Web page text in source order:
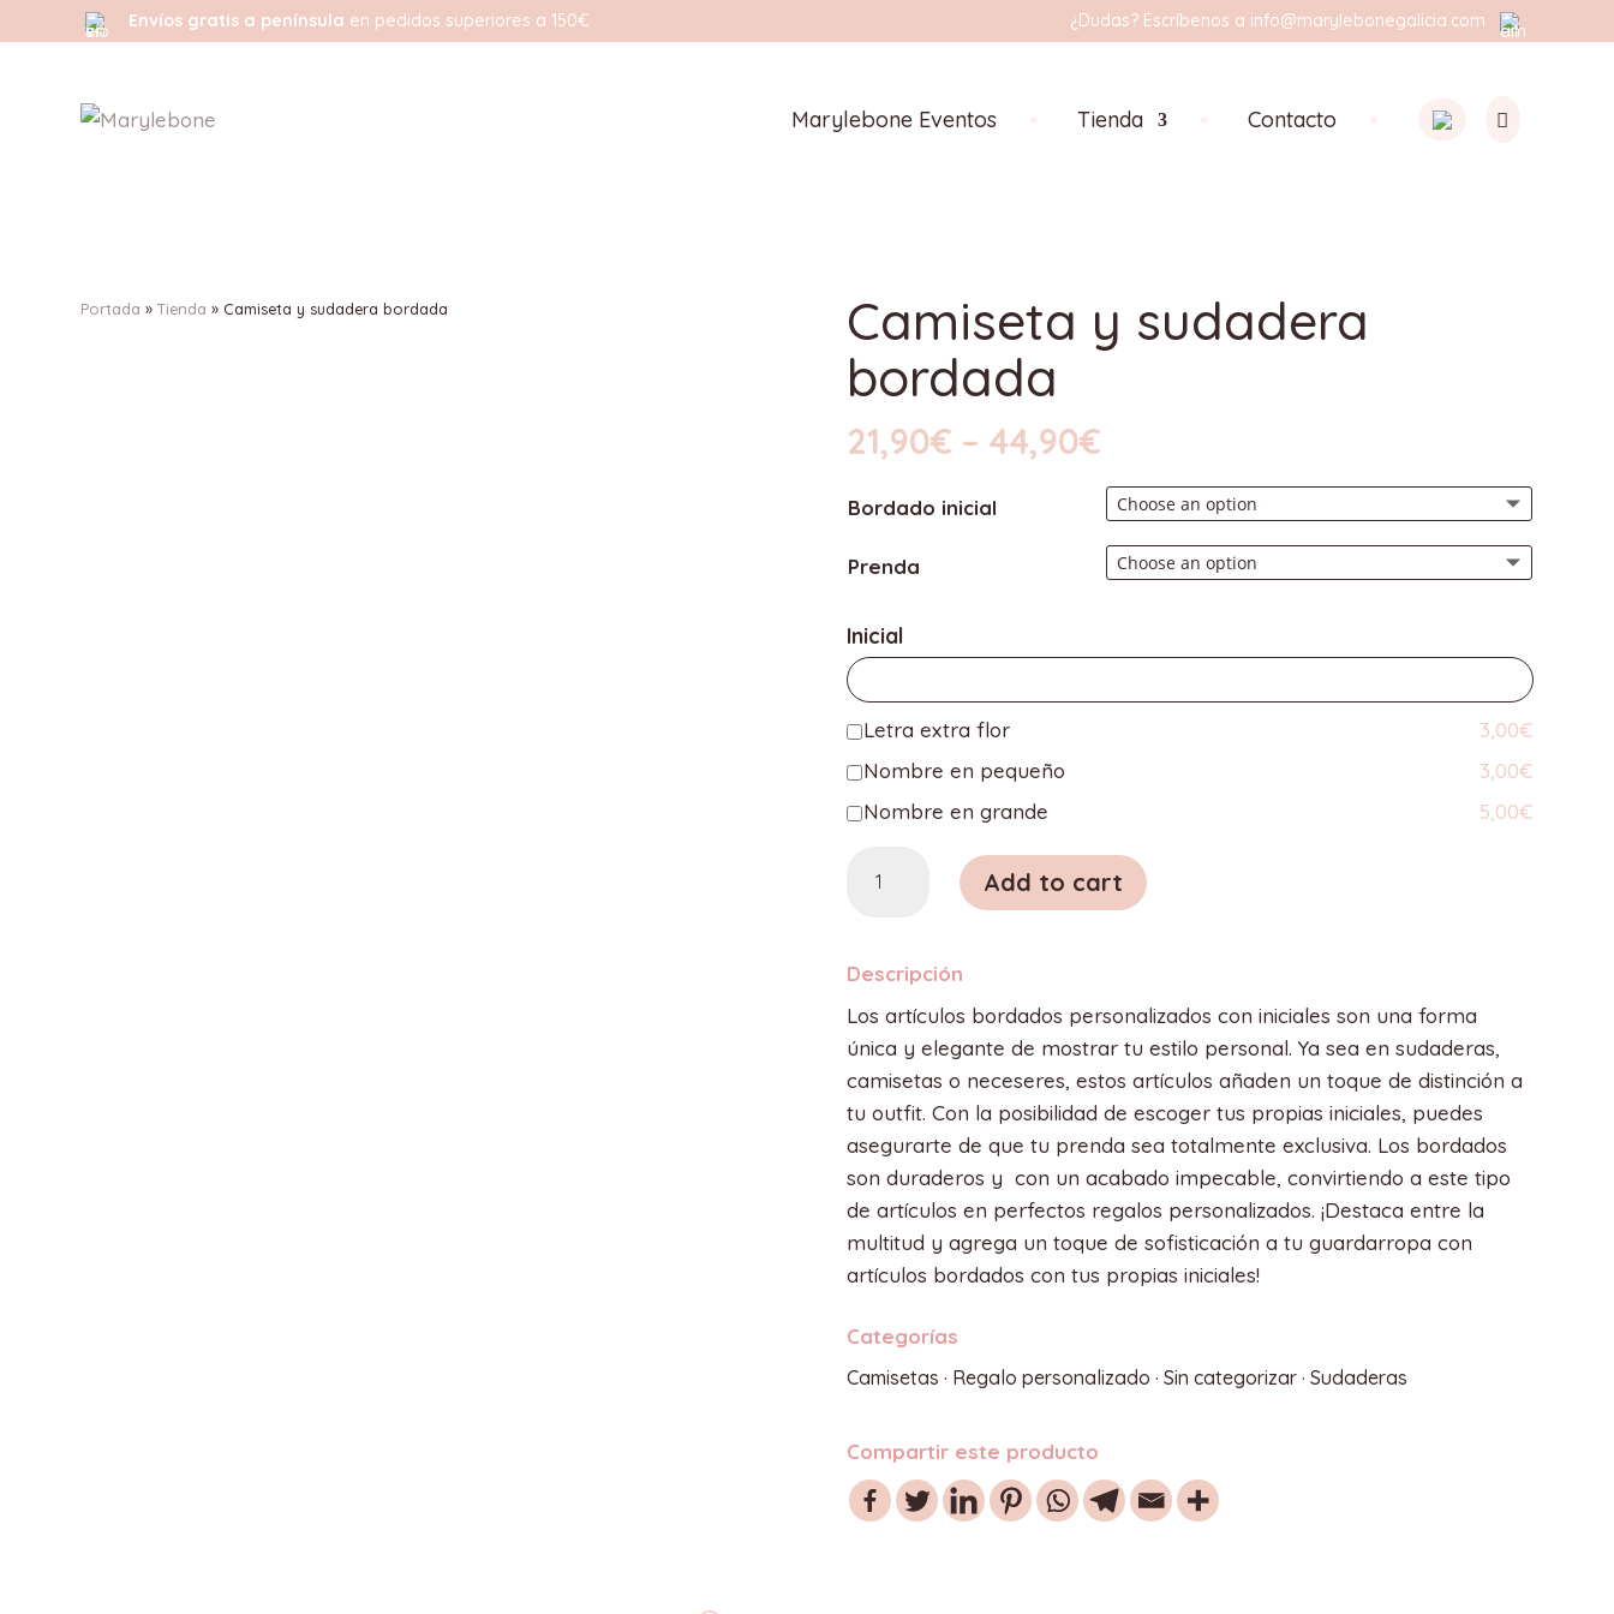
Envíos gratis a península en pedidos superiores a 150€ ¿Dudas? Escríbenos a info@marylebonegalicia.com
Marylebone Eventos Tienda Contacto
Portada »Tienda » Camiseta y sudadera bordada
Camiseta y sudadera
bordada
21,90€ – 44,90€
Bordado inicial
Prenda
Inicial
Letra extra flor
3,00€
Nombre en pequeño
3,00€
Nombre en grande
5,00€
quantity
Add to cart
Descripción
Los artículos bordados personalizados con iniciales son una forma
única y elegante de mostrar tu estilo personal. Ya sea en sudaderas,
camisetas o neceseres, estos artículos añaden un toque de distinción a
tu outfit. Con la posibilidad de escoger tus propias iniciales, puedes
asegurarte de que tu prenda sea totalmente exclusiva. Los bordados
son duraderos y con un acabado impecable, convirtiendo a este tipo
de artículos en perfectos regalos personalizados. ¡Destaca entre la
multitud y agrega un toque de sofisticación a tu guardarropa con
artículos bordados con tus propias iniciales!
Categorías
Camisetas · Regalo personalizado ·Sin categorizar ·Sudaderas
Compartir este producto